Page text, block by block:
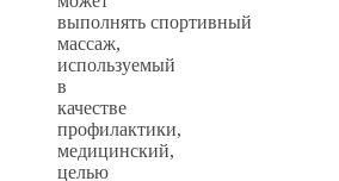
выполнять спортивный
массаж,
используемый
в
качестве
профилактики,
медицинский,
целью